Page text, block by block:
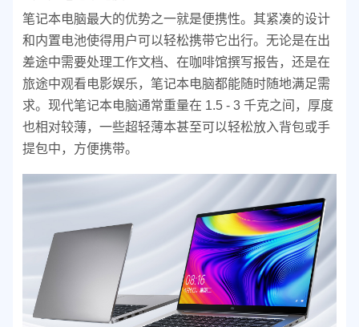
笔记本电脑最大的优势之一就是便携性。其紧凑的设计
和内置电池使得用户可以轻松携带它出行。无论是在出
差途中需要处理工作文档、在咖啡馆撰写报告，还是在
旅途中观看电影娱乐，笔记本电脑都能随时随地满足需
求。现代笔记本电脑通常重量在 1.5 - 3 千克之间，厚度
也相对较薄，一些超轻薄本甚至可以轻松放入背包或手
提包中，方便携带。